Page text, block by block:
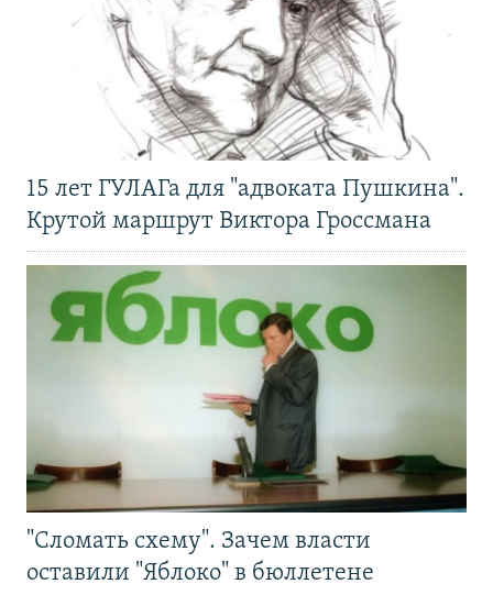
15 лет ГУЛАГа для "адвоката Пушкина".
Крутой маршрут Виктора Гроссмана
"Сломать схему". Зачем власти
оставили "Яблоко" в бюллетене